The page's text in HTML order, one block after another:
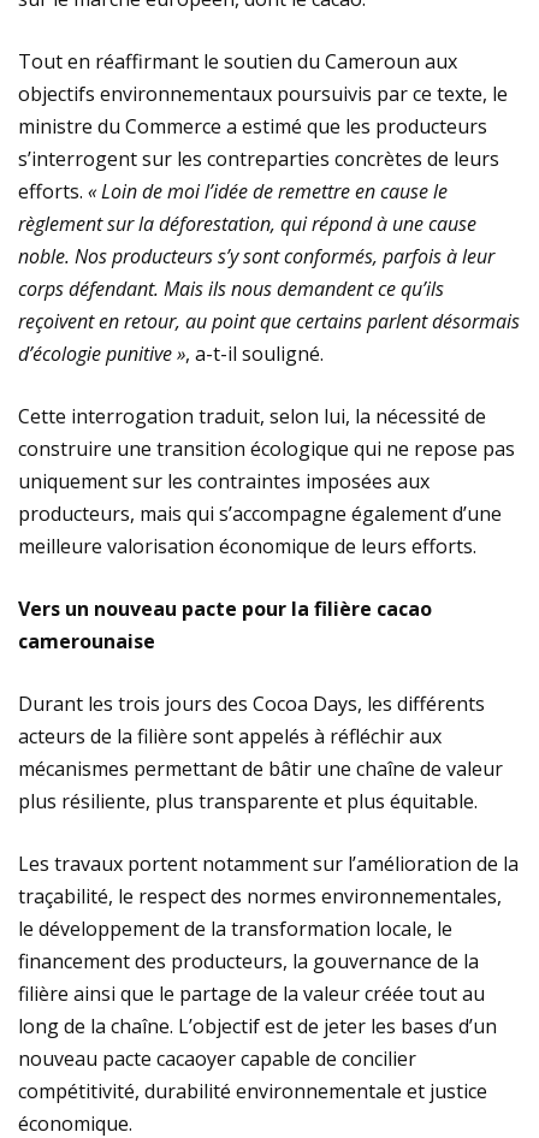
Tout en réaffirmant le soutien du Cameroun aux
objectifs environnementaux poursuivis par ce texte, le
ministre du Commerce a estimé que les producteurs
s’interrogent sur les contreparties concrètes de leurs
efforts. « Loin de moi l’idée de remettre en cause le
règlement sur la déforestation, qui répond à une cause
noble. Nos producteurs s’y sont conformés, parfois à leur
corps défendant. Mais ils nous demandent ce qu’ils
reçoivent en retour, au point que certains parlent désormais
d’écologie punitive », a-t-il souligné.
Cette interrogation traduit, selon lui, la nécessité de
construire une transition écologique qui ne repose pas
uniquement sur les contraintes imposées aux
producteurs, mais qui s’accompagne également d’une
meilleure valorisation économique de leurs efforts.
Vers un nouveau pacte pour la filière cacao
camerounaise
Durant les trois jours des Cocoa Days, les différents
acteurs de la filière sont appelés à réfléchir aux
mécanismes permettant de bâtir une chaîne de valeur
plus résiliente, plus transparente et plus équitable.
Les travaux portent notamment sur l’amélioration de la
traçabilité, le respect des normes environnementales,
le développement de la transformation locale, le
financement des producteurs, la gouvernance de la
filière ainsi que le partage de la valeur créée tout au
long de la chaîne. L’objectif est de jeter les bases d’un
nouveau pacte cacaoyer capable de concilier
compétitivité, durabilité environnementale et justice
économique.